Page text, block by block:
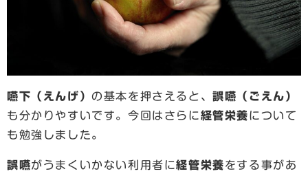
嚥下（えんげ）の基本を押さえると、誤嚥（ごえん）
も分かりやすいです。今回はさらに経管栄養について
も勉強しました。
誤嚥がうまくいかない利用者に経管栄養をする事があ